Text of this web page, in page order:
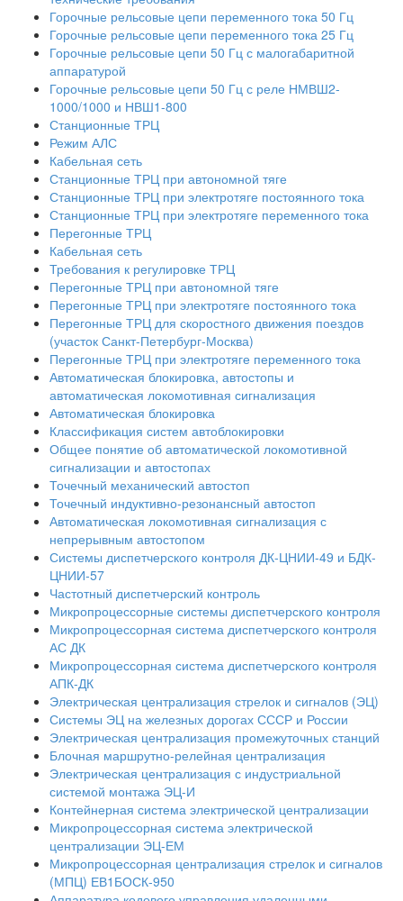
Горочные рельсовые цепи переменного тока 50 Гц
Горочные рельсовые цепи переменного тока 25 Гц
Горочные рельсовые цепи 50 Гц с малогабаритной
аппаратурой
Горочные рельсовые цепи 50 Гц с реле НМВШ2-
1000/1000 и НВШ1-800
Станционные ТРЦ
Режим АЛС
Кабельная сеть
Станционные ТРЦ при автономной тяге
Станционные ТРЦ при электротяге постоянного тока
Станционные ТРЦ при электротяге переменного тока
Перегонные ТРЦ
Кабельная сеть
Требования к регулировке ТРЦ
Перегонные ТРЦ при автономной тяге
Перегонные ТРЦ при электротяге постоянного тока
Перегонные ТРЦ для скоростного движения поездов
(участок Санкт-Петербург-Москва)
Перегонные ТРЦ при электротяге переменного тока
Автоматическая блокировка, автостопы и
автоматическая локомотивная сигнализация
Автоматическая блокировка
Классификация систем автоблокировки
Общее понятие об автоматической локомотивной
сигнализации и автостопах
Точечный механический автостоп
Точечный индуктивно-резонансный автостоп
Автоматическая локомотивная сигнализация с
непрерывным автостопом
Системы диспетчерского контроля ДК-ЦНИИ-49 и БДК-
ЦНИИ-57
Частотный диспетчерский контроль
Микропроцессорные системы диспетчерского контроля
Микропроцессорная система диспетчерского контроля
АС ДК
Микропроцессорная система диспетчерского контроля
АПК-ДК
Электрическая централизация стрелок и сигналов (ЭЦ)
Системы ЭЦ на железных дорогах СССР и России
Электрическая централизация промежуточных станций
Блочная маршрутно-релейная централизация
Электрическая централизация с индустриальной
системой монтажа ЭЦ-И
Контейнерная система электрической централизации
Микропроцессорная система электрической
централизации ЭЦ-ЕМ
Микропроцессорная централизация стрелок и сигналов
(МПЦ) ЕВ1БОСК-950